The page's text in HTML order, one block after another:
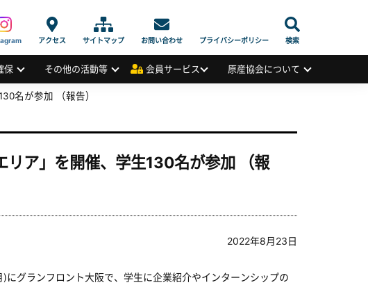
アクセス サイトマップ お問い合わせ プライバシーポリシー 検索
保 その他の活動等 会員サービス 原産協会について
名が参加 （報告）
リア」を開催、学生130名が参加 （報
2022年8月23日
グランフロント大阪で、学生に企業紹介やインターンシップの